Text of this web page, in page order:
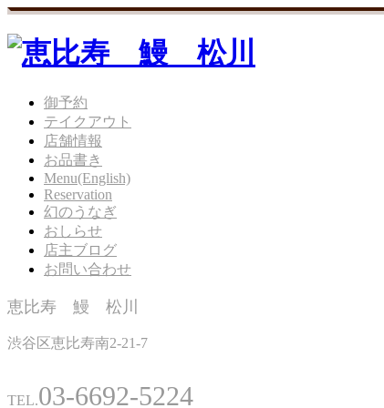
御予約
テイクアウト
店舗情報
お品書き
Menu(English)
Reservation
幻のうなぎ
おしらせ
店主ブログ
お問い合わせ
恵比寿 鰻 松川
渋谷区恵比寿南2-21-7
TEL.03-6692-5224